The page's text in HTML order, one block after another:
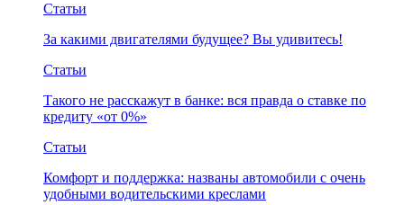
Статьи
За какими двигателями будущее? Вы удивитесь!
Статьи
Такого не расскажут в банке: вся правда о ставке по
кредиту «от 0%»
Статьи
Комфорт и поддержка: названы автомобили с очень
удобными водительскими креслами